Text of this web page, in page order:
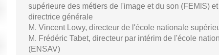
supérieure des métiers de l'image et du son (FEMIS)
directrice générale
M. Vincent Lowy, directeur de l'école nationale
M. Frédéric Tabet, directeur par intérim de l'école
(ENSAV)